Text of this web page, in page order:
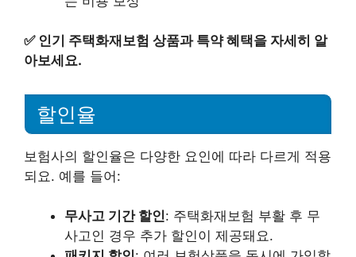
✅ 인기 주택화재보험 상품과 특약 혜택을 자세히 알
아보세요.
할인율
보험사의 할인율은 다양한 요인에 따라 다르게 적용
되요. 예를 들어:
무사고 기간 할인: 주택화재보험 부활 후 무
사고인 경우 추가 할인이 제공돼요.